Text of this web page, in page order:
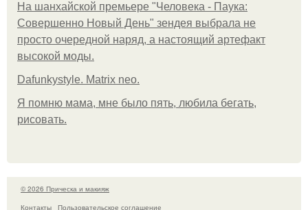
На шанхайской премьере "Человека - Паука:
Совершенно Новый День" зендея выбрала не
просто очередной наряд, а настоящий артефакт
высокой моды.
Dafunkystyle. Matrix neo.
Я помню мама, мне было пять, любила бегать,
рисовать.
© 2026 Прическа и макияж
Контакты
Пользовательское соглашение